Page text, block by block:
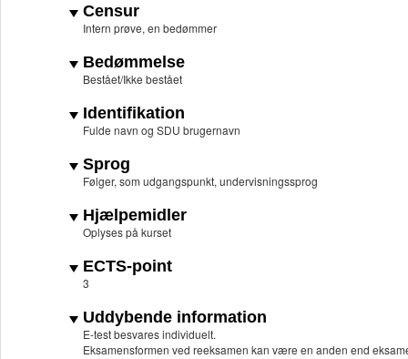
Censur
Intern prøve, en bedømmer
Bedømmelse
Bestået/Ikke bestået
Identifikation
Fulde navn og SDU brugernavn
Sprog
Følger, som udgangspunkt, undervisningssprog
Hjælpemidler
Oplyses på kurset
ECTS-point
3
Uddybende information
E-test besvares individuelt.
Eksamensformen ved reeksamen kan være en anden end